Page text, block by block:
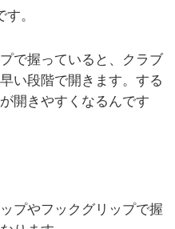
。
で握っていると、クラブ
い段階で開きます。する
開きやすくなるんです
プやフックグリップで握